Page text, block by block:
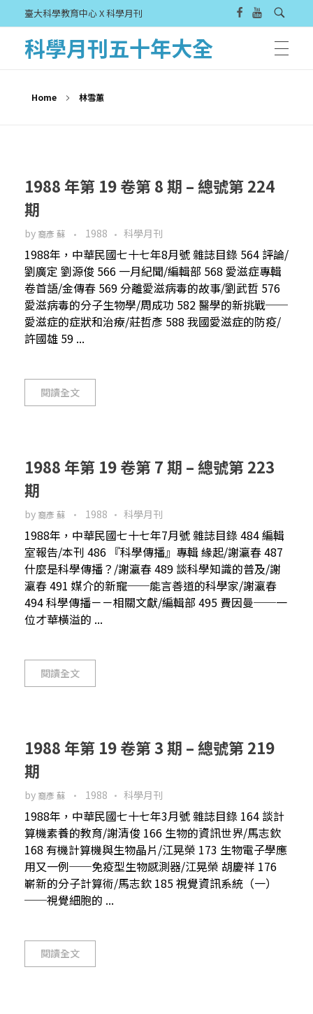
臺大科學教育中心 X 科學月刊
科學月刊五十年大全
Home 林雪蕙
1988 年第 19 卷第 8 期 – 總號第 224
期
by 裔彥 蘇 1988 科學月刊
1988年，中華民國七十七年8月號 雜誌目錄 564 評論/
劉廣定 劉源俊 566 一月紀聞/編輯部 568 愛滋症專輯
卷首語/金傳春 569 分離愛滋病毒的故事/劉武哲 576
愛滋病毒的分子生物學/周成功 582 醫學的新挑戰──
愛滋症的症狀和治療/莊哲彥 588 我國愛滋症的防疫/
許國雄 59 ...
閱讀全文
1988 年第 19 卷第 7 期 – 總號第 223
期
by 裔彥 蘇 1988 科學月刊
1988年，中華民國七十七年7月號 雜誌目錄 484 編輯
室報告/本刊 486 『科學傳播』專輯 緣起/謝瀛春 487
什麼是科學傳播？/謝瀛春 489 談科學知識的普及/謝
瀛春 491 媒介的新寵──能言善道的科學家/謝瀛春
494 科學傳播－－相關文獻/編輯部 495 費因曼──一
位才華橫溢的 ...
閱讀全文
1988 年第 19 卷第 3 期 – 總號第 219
期
by 裔彥 蘇 1988 科學月刊
1988年，中華民國七十七年3月號 雜誌目錄 164 談計
算機素養的教育/謝清俊 166 生物的資訊世界/馬志欽
168 有機計算機與生物晶片/江晃榮 173 生物電子學應
用又一例──免疫型生物感測器/江晃榮 胡慶祥 176
嶄新的分子計算術/馬志欽 185 視覺資訊系統（一）
──視覺細胞的 ...
閱讀全文